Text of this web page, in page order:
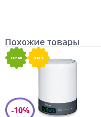
Похожие товары
new хит
-10%